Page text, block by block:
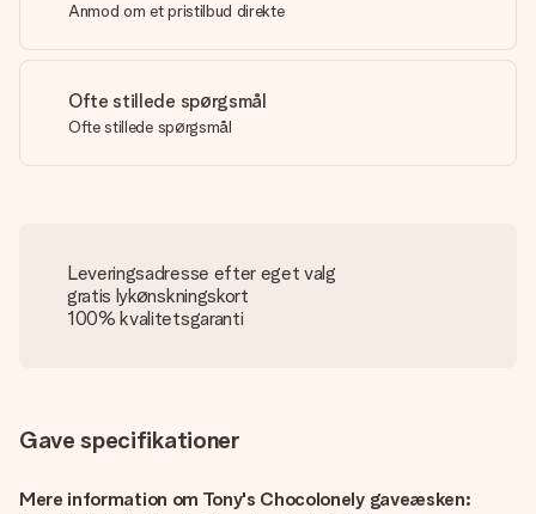
Anmod om et pristilbud direkte
Ofte stillede spørgsmål
Ofte stillede spørgsmål
Leveringsadresse efter eget valg
gratis lykønskningskort
100% kvalitetsgaranti
Gave specifikationer
Mere information om Tony's Chocolonely gaveæsken: